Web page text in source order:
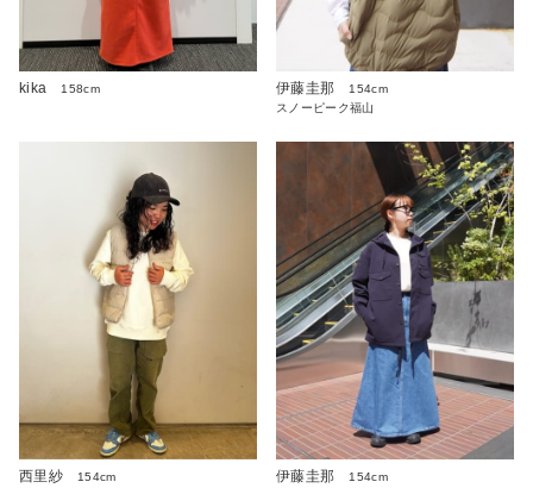
kika 158cm 伊藤圭那
154cm
スノーピーク福山
西里紗
154cm
伊藤圭那
154cm